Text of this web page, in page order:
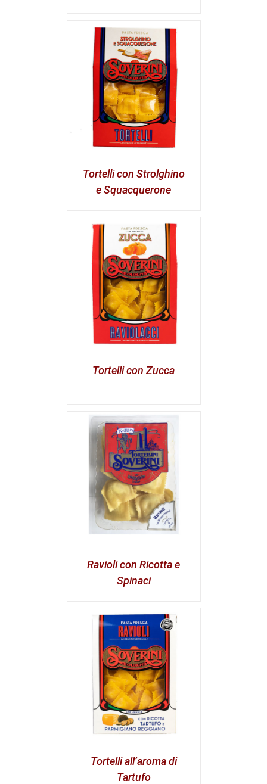
Tortelli con Strolghino
e Squacquerone
Tortelli con Zucca
Ravioli con Ricotta e
Spinaci
Tortelli all’aroma di
Tartufo